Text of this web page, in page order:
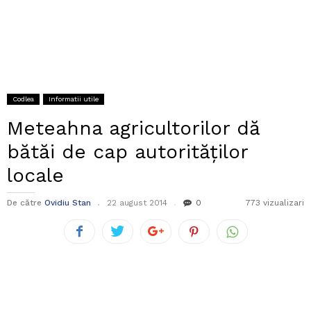
Codlea Informatii utile
Meteahna agricultorilor dă
bătăi de cap autorităților
locale
De către Ovidiu Stan 22 august 2014 0 773 vizualizari